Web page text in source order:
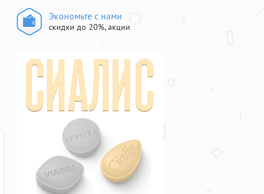
Экономьте с нами
скидки до 20%, акции